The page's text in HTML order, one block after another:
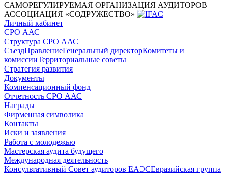
САМОРЕГУЛИРУЕМАЯ ОРГАНИЗАЦИЯ АУДИТОРОВ
АССОЦИАЦИЯ «СОДРУЖЕСТВО»
Личный кабинет
СРО ААС
Структура СРО ААС
СъездПравлениеГенеральный директорКомитеты и
комиссииТерриториальные советы
Стратегия развития
Документы
Компенсационный фонд
Отчетность СРО ААС
Награды
Фирменная символика
Контакты
Иски и заявления
Работа с молодежью
Мастерская аудита будущего
Международная деятельность
Консультативный Совет аудиторов ЕАЭСЕвразийская группа